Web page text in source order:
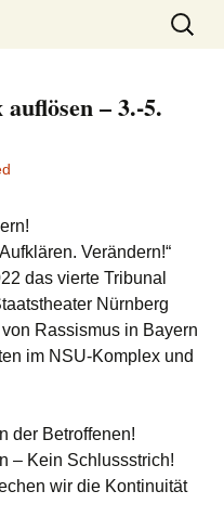
Suchen
nach:
– 3.-5.
Verändern!“
das vierte Tribunal
Nürnberg
Rassismus in Bayern
im NSU-Komplex und
der Betroffenen!
– Kein Schlussstrich!
wir die Kontinuität